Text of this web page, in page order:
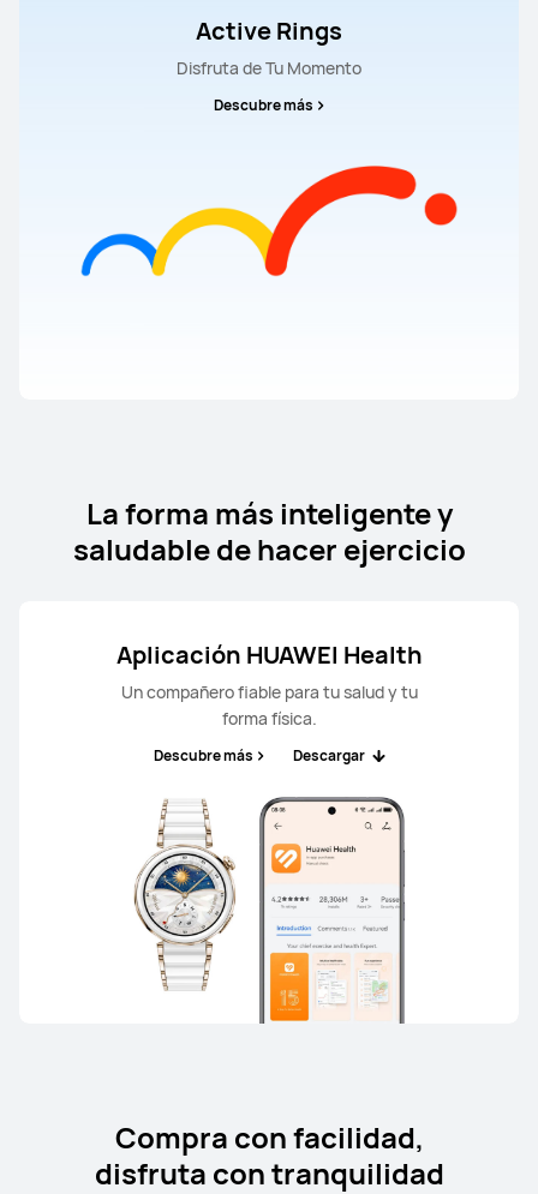
Active Rings
Disfruta de Tu Momento
Descubre más
La forma más inteligente y
saludable de hacer ejercicio
Aplicación HUAWEI Health
Un compañero fiable para tu salud y tu
forma física.
Descubre más Descargar
Compra con facilidad,
disfruta con tranquilidad